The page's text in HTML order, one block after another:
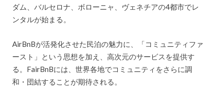
ダム、バルセロナ、ボローニャ、ヴェネチアの4都市でレ
ンタルが始まる。
AirBnBが活発化させた民泊の魅力に、「コミュニティファ
ースト」という思想を加え、高次元のサービスを提供す
る。FairBnBには、世界各地でコミュニティをさらに調
和・団結することが期待される。